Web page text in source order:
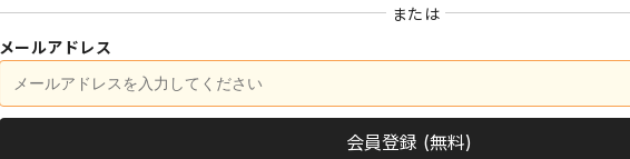
または
メールアドレス
会員登録 (無料)